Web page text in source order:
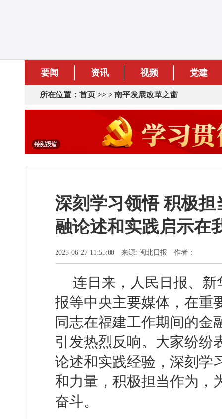
要闻 资讯 视频 党建
所在位置： 首页 >> > 南平发展改革之窗
深刻学习领悟 积极
融论述和实践启示在
2025-06-27 11:55:00 来源: 闽北日报 作者：
连日来，人民日报、
报等中央主要媒体，在重
同志在福建工作期间的金
引发热烈反响。大家纷纷
论述和实践经验，深刻学
和力量，积极担当作为，
奋斗。